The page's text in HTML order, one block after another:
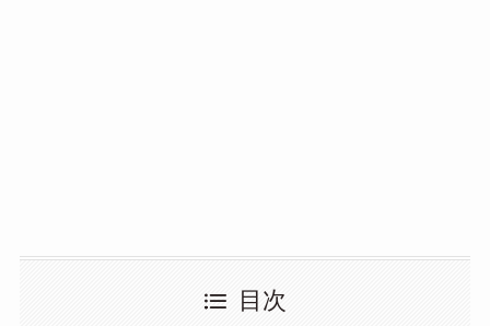
目次